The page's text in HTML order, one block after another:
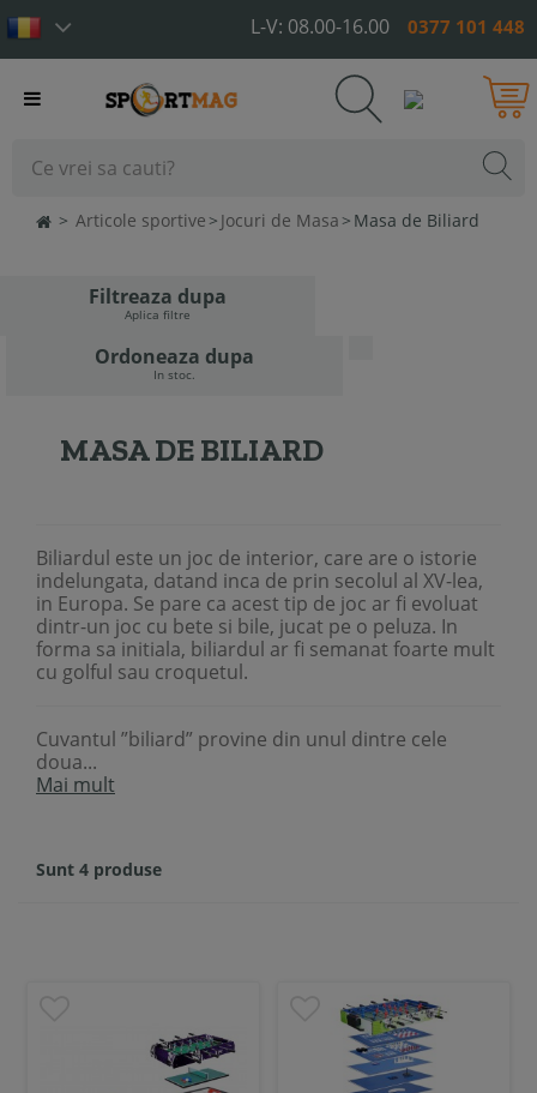
L-V: 08.00-16.00 0377 101 448
Toggle
> Articole sportive > Jocuri de Masa > Masa de Biliard
Filtreaza dupa
Aplica filtre
Ordoneaza dupa
In stoc.
MASA DE BILIARD
Biliardul este un joc de interior, care are o istorie
indelungata, datand inca de prin secolul al XV-lea,
in Europa. Se pare ca acest tip de joc ar fi evoluat
dintr-un joc cu bete si bile, jucat pe o peluza. In
forma sa initiala, biliardul ar fi semanat foarte mult
cu golful sau croquetul.
Cuvantul ”biliard” provine din unul dintre cele
doua...
Mai mult
Sunt 4 produse